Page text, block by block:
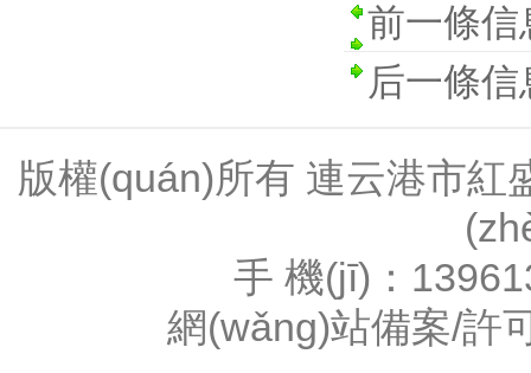
前一條信
后一條信
版權(quán)所有 連云港市紅
手 機(jī)：
網(wǎng)站備案/許